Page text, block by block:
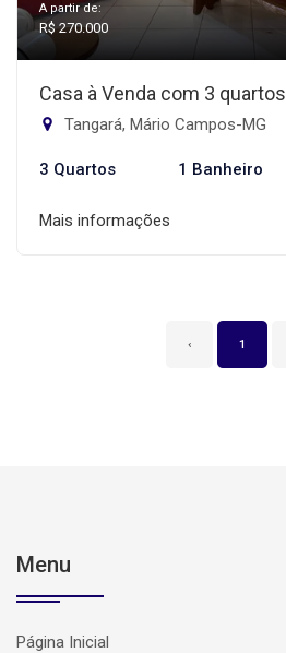
A partir de:
R$ 270.000
Casa à Venda com 3 quartos
Tangará, Mário Campos-MG
3 Quartos 1 Banheiro
Mais informações
‹ 1
Menu
Página Inicial